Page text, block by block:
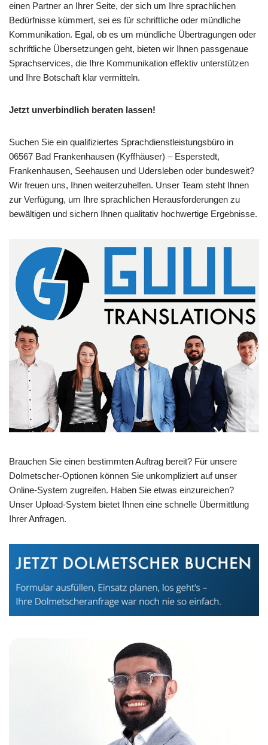
einen Partner an Ihrer Seite, der sich um Ihre sprachlichen
Bedürfnisse kümmert, sei es für schriftliche oder mündliche
Kommunikation. Egal, ob es um mündliche Übertragungen oder
schriftliche Übersetzungen geht, bieten wir Ihnen passgenaue
Sprachservices, die Ihre Kommunikation effektiv unterstützen
und Ihre Botschaft klar vermitteln.
Jetzt unverbindlich beraten lassen!
Suchen Sie ein qualifiziertes Sprachdienstleistungsbüro in
06567 Bad Frankenhausen (Kyffhäuser) – Esperstedt,
Frankenhausen, Seehausen und Udersleben oder bundesweit?
Wir freuen uns, Ihnen weiterzuhelfen. Unser Team steht Ihnen
zur Verfügung, um Ihre sprachlichen Herausforderungen zu
bewältigen und sichern Ihnen qualitativ hochwertige Ergebnisse.
Brauchen Sie einen bestimmten Auftrag bereit? Für unsere
Dolmetscher-Optionen können Sie unkompliziert auf unser
Online-System zugreifen. Haben Sie etwas einzureichen?
Unser Upload-System bietet Ihnen eine schnelle Übermittlung
Ihrer Anfragen.